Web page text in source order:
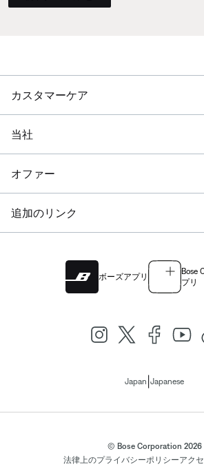
カスタマーケア
当社
オファー
追加のリンク
ボーズアプリ
Bose
プリ
Japan Japanese
© Bose Corporation 2026
法律上のプライバシーポリシーアク